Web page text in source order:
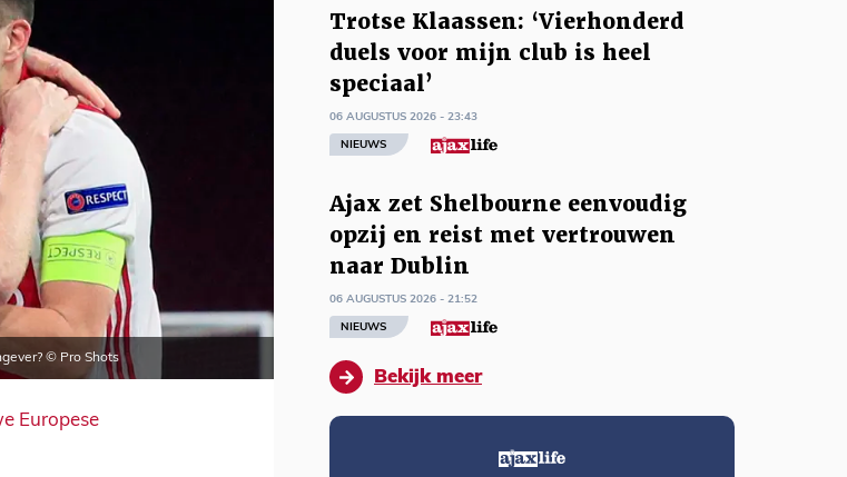
© Pro Shots
Europese
Trotse Klaassen: ‘Vierhonderd
duels voor mijn club is heel
speciaal’
06 AUGUSTUS 2026 - 23:43
NIEUWS
Ajax zet Shelbourne eenvoudig
opzij en reist met vertrouwen
naar Dublin
06 AUGUSTUS 2026 - 21:52
NIEUWS
Bekijk meer